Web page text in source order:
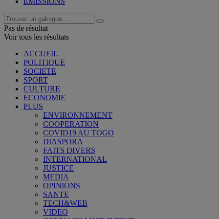
Pas de résultat
Voir tous les résultats
ACCUEIL
POLITIQUE
SOCIETE
SPORT
CULTURE
ECONOMIE
PLUS
ENVIRONNEMENT
COOPERATION
COVID19 AU TOGO
DIASPORA
FAITS DIVERS
INTERNATIONAL
JUSTICE
MEDIA
OPINIONS
SANTE
TECH&WEB
VIDEO